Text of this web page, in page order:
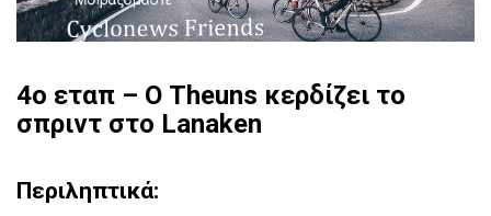
4ο εταπ – Ο Theuns κερδίζει το
σπριντ στο Lanaken
Περιληπτικά: